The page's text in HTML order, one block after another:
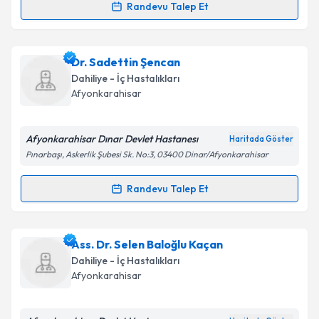
Randevu Talep Et
Randevu Takvimi Talebi
Dr. Hatice Şule Kendiriçin randevu takvimi talebi
oluşturun. Size bu uzmandan randevu almanız için bir
takvim hazırlandığında e-posta ile bilgilendireceğiz.
Kişisel verilerimin işlenmesine ilişkin
Metni'ni okudum ve kişisel verilerimin belirtilen
Takvim Talebini Gönder
Dr. Sadettin Şencan
Dahiliye - İç Hastalıkları
Afyonkarahisar
Afyonkarahisar Dınar Devlet Hastanesı Haritada Göster
Pınarbaşı, Askerlik Şubesi Sk. No:3, 03400 Dinar/Afyonkarahisar
Randevu Talep Et
Randevu Takvimi Talebi
Dr. Sadettin Şencaniçin randevu takvimi talebi
oluşturun. Size bu uzmandan randevu almanız için bir
takvim hazırlandığında e-posta ile bilgilendireceğiz.
Ass. Dr. Selen Baloğlu Kaçan
Dahiliye - İç Hastalıkları
Afyonkarahisar